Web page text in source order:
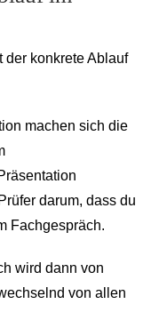
der konkrete Ablauf
machen sich die
darum, dass du
Fachgespräch.
wird dann von
von allen